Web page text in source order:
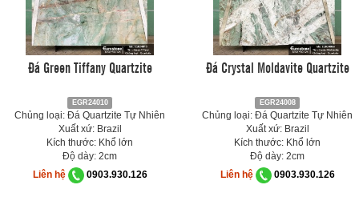
Đá Green Tiffany Quartzite
EGR24010
Chủng loại: Đá Quartzite Tự Nhiên
Xuất xứ: Brazil
Kích thước: Khổ lớn
Độ dày: 2cm
Liên hệ
0903.930.126
Đá Crystal Moldavite Quartzite
EGR24008
Chủng loại: Đá Quartzite Tự Nhiên
Xuất xứ: Brazil
Kích thước: Khổ lớn
Độ dày: 2cm
Liên hệ
0903.930.126